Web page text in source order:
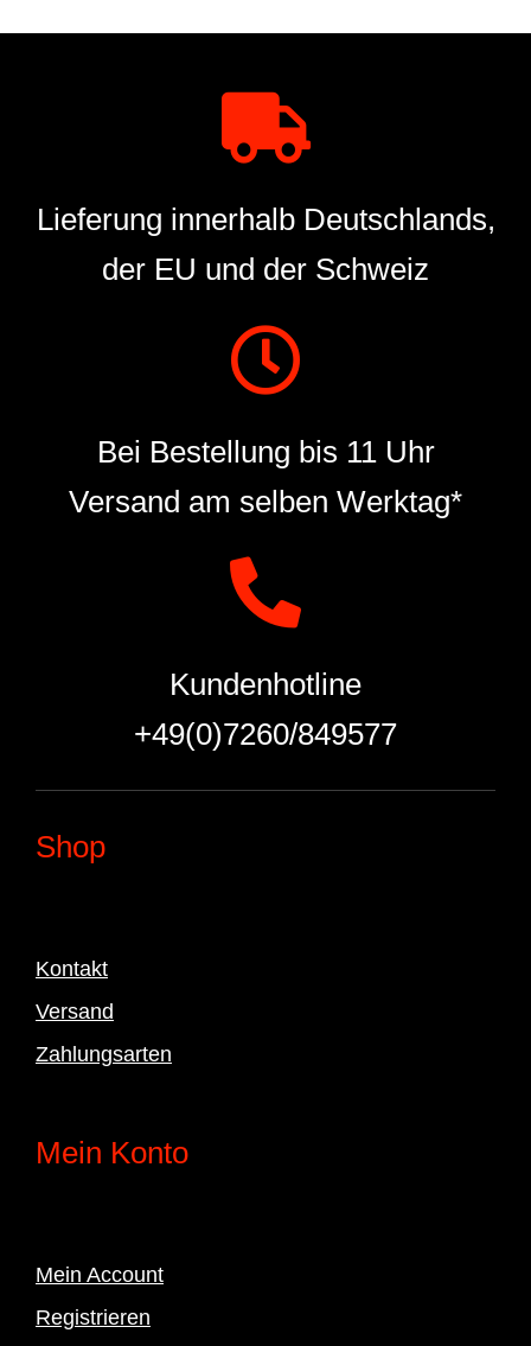
Lieferung innerhalb Deutschlands,
der EU und der Schweiz
Bei Bestellung bis 11 Uhr
Versand am selben Werktag*
Kundenhotline
+49(0)7260/849577
Shop
Kontakt
Versand
Zahlungsarten
Mein Konto
Mein Account
Registrieren